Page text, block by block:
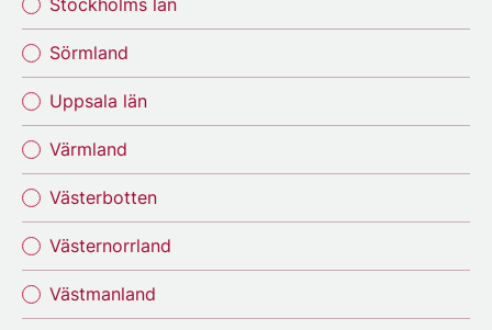
Stockholms län
Sörmland
Uppsala län
Värmland
Västerbotten
Västernorrland
Västmanland